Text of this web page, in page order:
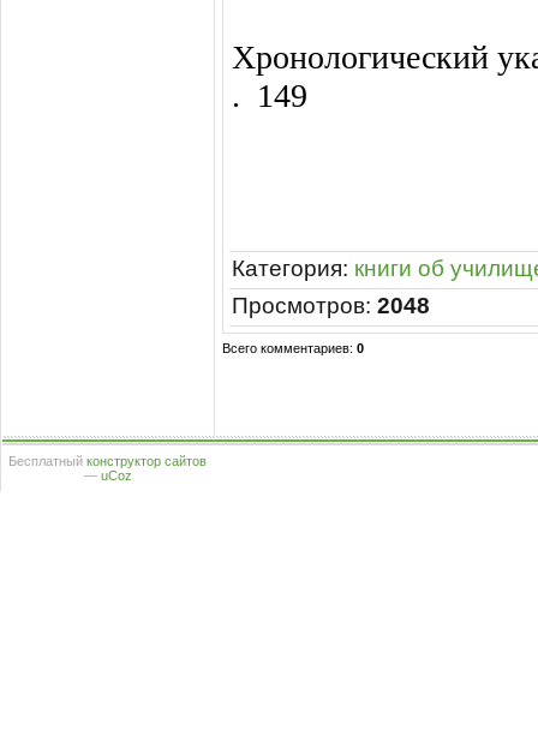
Хронологический
. 149
Категория: книги об
Просмотров: 2048
Всего комментариев: 0
Бесплатный конструктор сайтов
— uCoz